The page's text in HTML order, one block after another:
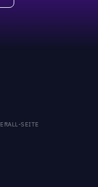
SEITE